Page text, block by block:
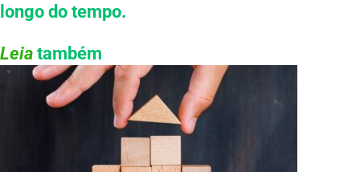
longo do tempo.
Leia também